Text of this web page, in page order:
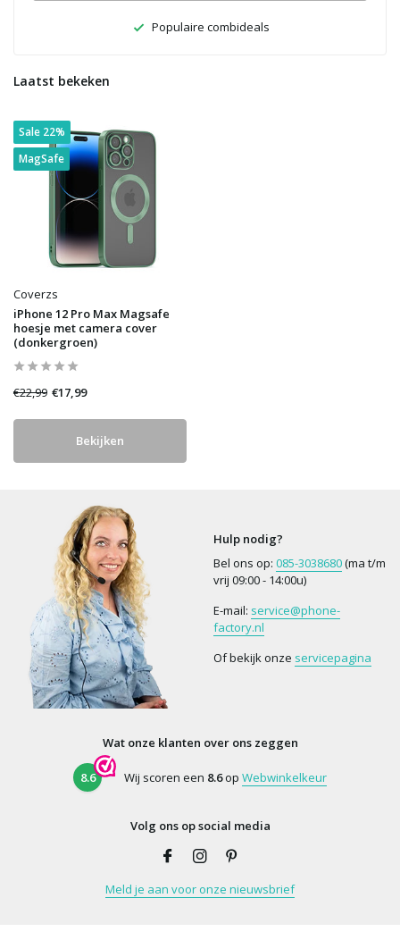
Populaire combideals
Laatst bekeken
Sale 22%
MagSafe
Coverzs
iPhone 12 Pro Max Magsafe
hoesje met camera cover
(donkergroen)
€22,99 €17,99
Bekijken
Hulp nodig?
Bel ons op: 085-3038680(ma t/m
vrij 09:00 - 14:00u)
E-mail: service@phone-
factory.nl
Of bekijk onze servicepagina
Wat onze klanten over ons zeggen
8.6 Wij scoren een 8.6op Webwinkelkeur
Volg ons op social media
Meld je aan voor onze nieuwsbrief